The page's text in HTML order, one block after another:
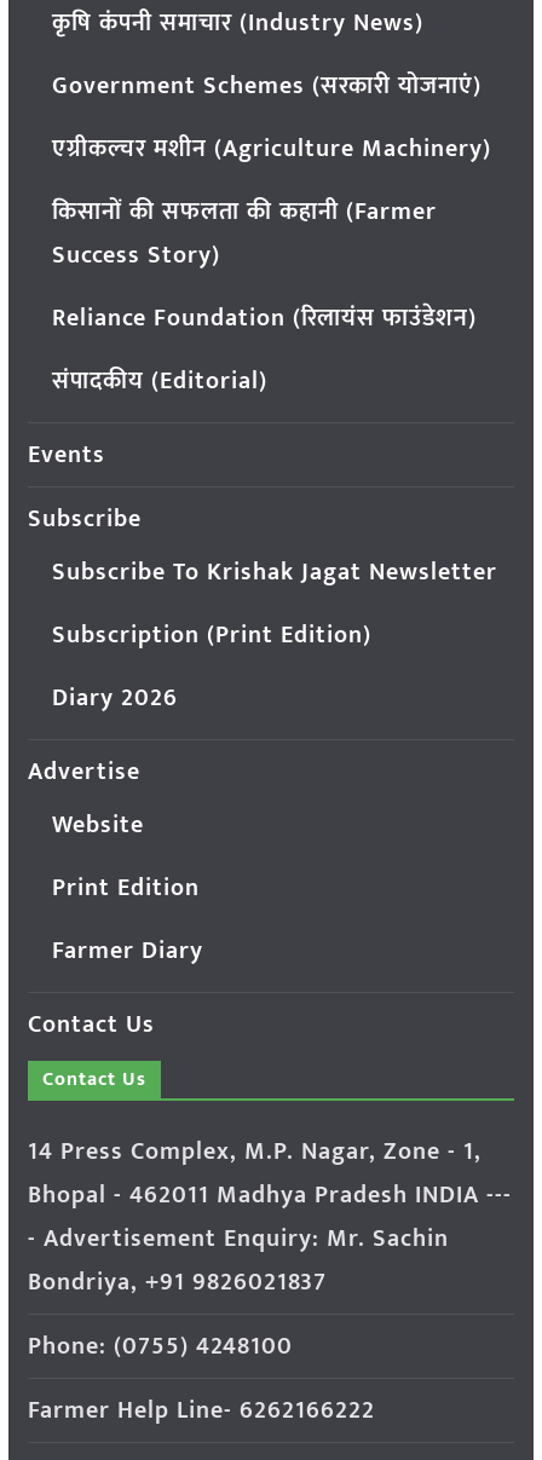
कृषि कंपनी समाचार (Industry News)
Government Schemes (सरकारी योजनाएं)
एग्रीकल्चर मशीन (Agriculture Machinery)
किसानों की सफलता की कहानी (Farmer
Success Story)
Reliance Foundation (रिलायंस फाउंडेशन)
संपादकीय (Editorial)
Events
Subscribe
Subscribe To Krishak Jagat Newsletter
Subscription (Print Edition)
Diary 2026
Advertise
Website
Print Edition
Farmer Diary
Contact Us
Contact Us
14 Press Complex, M.P. Nagar, Zone - 1,
Bhopal - 462011 Madhya Pradesh INDIA ---
- Advertisement Enquiry: Mr. Sachin
Bondriya, +91 9826021837
Phone: (0755) 4248100
Farmer Help Line- 6262166222